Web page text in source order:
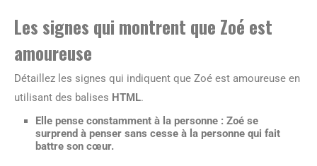
Les signes qui montrent que Zoé est
amoureuse
Détaillez les signes qui indiquent que Zoé est amoureuse en
utilisant des balises HTML.
Elle pense constamment à la personne : Zoé se
surprend à penser sans cesse à la personne qui fait
battre son cœur.